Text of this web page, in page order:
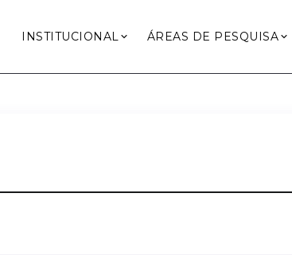
INSTITUCIONAL ÁREAS DE PESQUISA